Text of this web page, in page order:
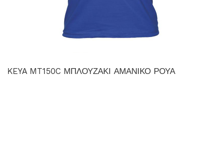
KEYA MT150C ΜΠΛΟΥΖΑΚΙ ΑΜΑΝΙΚΟ ΡΟΥΑ